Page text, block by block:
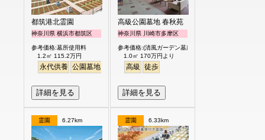
都筑港北霊園
神奈川県 横浜市都筑区
参考価格:墓所使用料
1.2㎡ 115.2万円
永代供養 公園墓地 駅から徒歩
詳細を見る
高級公園墓地 春秋苑
神奈川県 川崎市多摩区
参考価格:(清風ガーデン墓所)
1.0㎡ 170万円より
高級 徒歩
詳細を見る
霊園 6.27km 霊園 6.33km